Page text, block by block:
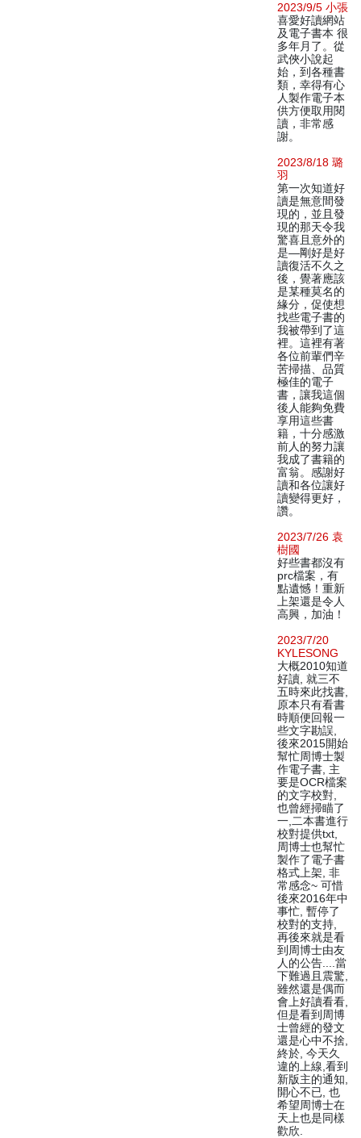
2023/9/5 小張
喜愛好讀網站
及電子書本 很
多年月了。從
武俠小說起
始，到各種書
類，幸得有心
人製作電子本
供方便取用閱
讀，非常感
謝。
2023/8/18 璐
羽
第一次知道好
讀是無意間發
現的，並且發
現的那天令我
驚喜且意外的
是—剛好是好
讀復活不久之
後，覺著應該
是某種莫名的
緣分，促使想
找些電子書的
我被帶到了這
裡。這裡有著
各位前輩們辛
苦掃描、品質
極佳的電子
書，讓我這個
後人能夠免費
享用這些書
籍，十分感激
前人的努力讓
我成了書籍的
富翁。感謝好
讀和各位讓好
讀變得更好，
讚。
2023/7/26 袁
樹國
好些書都沒有
prc檔案，有
點遺憾！重新
上架還是令人
高興，加油！
2023/7/20
KYLESONG
大概2010知道
好讀, 就三不
五時來此找書,
原本只有看書
時順便回報一
些文字勘誤,
後來2015開始
幫忙周博士製
作電子書, 主
要是OCR檔案
的文字校對,
也曾經掃瞄了
一,二本書進行
校對提供txt,
周博士也幫忙
製作了電子書
格式上架, 非
常感念~ 可惜
後來2016年中
事忙, 暫停了
校對的支持,
再後來就是看
到周博士由友
人的公告....當
下難過且震驚,
雖然還是偶而
會上好讀看看,
但是看到周博
士曾經的發文
還是心中不捨,
終於, 今天久
違的上線,看到
新版主的通知,
開心不已, 也
希望周博士在
天上也是同樣
歡欣.